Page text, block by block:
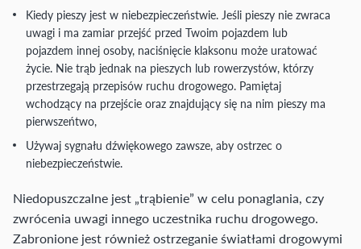
Kiedy pieszy jest w niebezpieczeństwie. Jeśli pieszy nie zwraca
uwagi i ma zamiar przejść przed Twoim pojazdem lub
pojazdem innej osoby, naciśnięcie klaksonu może uratować
życie. Nie trąb jednak na pieszych lub rowerzystów, którzy
przestrzegają przepisów ruchu drogowego. Pamiętaj
wchodzący na przejście oraz znajdujący się na nim pieszy ma
pierwszeńtwo,
Używaj sygnału dźwiękowego zawsze, aby ostrzec o
niebezpieczeństwie.
Niedopuszczalne jest „trąbienie” w celu ponaglania, czy
zwrócenia uwagi innego uczestnika ruchu drogowego.
Zabronione jest również ostrzeganie światłami drogowymi